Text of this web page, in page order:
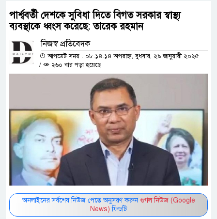
পার্শ্ববর্তী দেশকে সুবিধা দিতে বিগত সরকার স্বাস্থ্য
ব্যবস্থাকে ধ্বংস করেছে: তারেক রহমান
নিজস্ব প্রতিবেদক
আপডেট সময় : ০৮:১৪:১৪ অপরাহ্ন, বুধবার, ২৯ জানুয়ারী ২০২৫
/
২৬০ বার পড়া হয়েছে
অনলাইনের সর্বশেষ নিউজ পেতে অনুসরণ করুন গুগল নিউজ (Google
News) ফিডটি